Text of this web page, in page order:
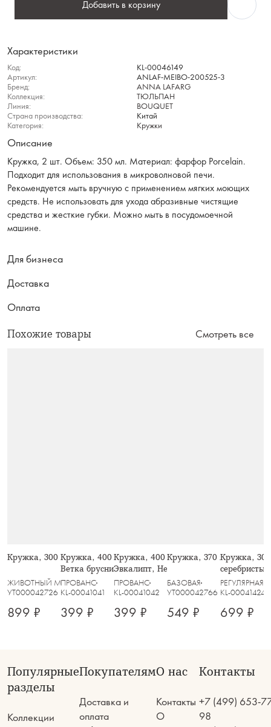
Добавить в корзину
Характеристики
Код:
KL-00046149
Артикул:
ANLAF-MEIBO-200525-3
Бренд:
ANNA LAFARG
Коллекция:
ТЮЛЬПАН
Линия:
BOUQUET
Страна производства:
Китай
Категория:
Кружки
Описание
Кружка, 2 шт. Объем: 350 мл. Материал: фарфор Porcelain.
Подходит для использования в микроволновой печи.
Рекомендуется мыть вручную с применением мягких моющих
средств. Не использовать для ухода абразивные чистящие
средства и жесткие губки. Можно мыть в посудомоечной
машине.
Для бизнеса
Доставка
Оплата
Похожие товары Смотреть все
Кружка, 300 мл, Такса
ЖИВОТНЫЙ МИР
УТ000042726
899 ₽
Кружка, 400 мл, фарфор N, белая,
Ветка брусники, Herbarium
ПРОВАНС
KL-00041041
399 ₽
Кружка, 400 мл, фарфор N, белая,
Эвкалипт, Herbarium
ПРОВАНС
KL-00041042
399 ₽
Кружка, 370 мл, Даймонд
БАЗОВАЯ
УТ000042766
549 ₽
Кружка,
Platinum
РЕГУЛЯРНАЯ
KL-00041424
699 ₽
Популярные
разделы
Коллекции
Покупателям
Доставка и
оплата
О нас
Контакты
О
Контакты
+7 (499) 653-
98